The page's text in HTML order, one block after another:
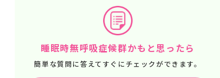
睡眠時無呼吸症候群かもと思ったら
簡単な質問に答えてすぐにチェックができます。